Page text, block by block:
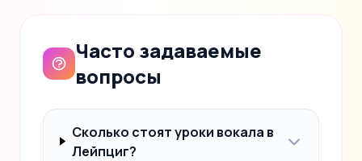
Часто задаваемые
вопросы
Сколько стоят уроки вокала в
Лейпциг?